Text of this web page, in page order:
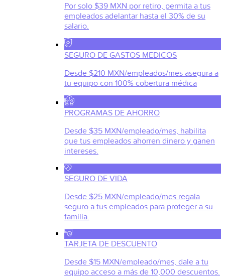
Por solo $39 MXN por retiro, permita a tus
empleados adelantar hasta el 30% de su
salario.
SEGURO DE GASTOS MEDICOS
Desde $210 MXN/empleados/mes asegura a
tu equipo con 100% cobertura médica
PROGRAMAS DE AHORRO
Desde $35 MXN/empleado/mes, habilita
que tus empleados ahorren dinero y ganen
intereses.
SEGURO DE VIDA
Desde $25 MXN/empleado/mes regala
seguro a tus empleados para proteger a su
familia.
TARJETA DE DESCUENTO
Desde $15 MXN/empleado/mes, dale a tu
equipo acceso a más de 10,000 descuentos.